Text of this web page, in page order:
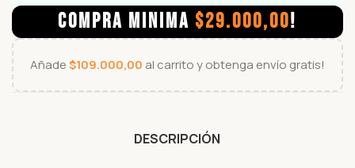
COMPRA MINIMA $29.000,00!
Añade$109.000,00 al carrito y obtenga envío gratis!
DESCRIPCIÓN